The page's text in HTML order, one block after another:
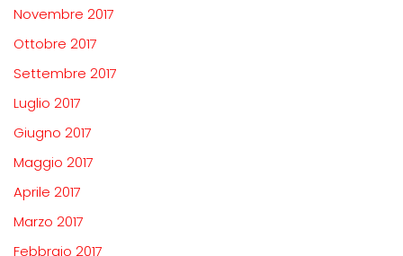
Novembre 2017
Ottobre 2017
Settembre 2017
Luglio 2017
Giugno 2017
Maggio 2017
Aprile 2017
Marzo 2017
Febbraio 2017